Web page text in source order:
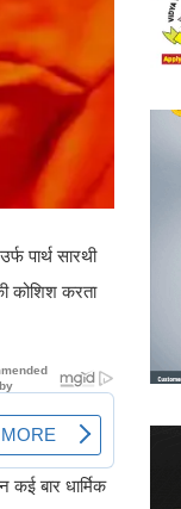
पार्थ सारथी
कोशिश करता
बार धार्मिक